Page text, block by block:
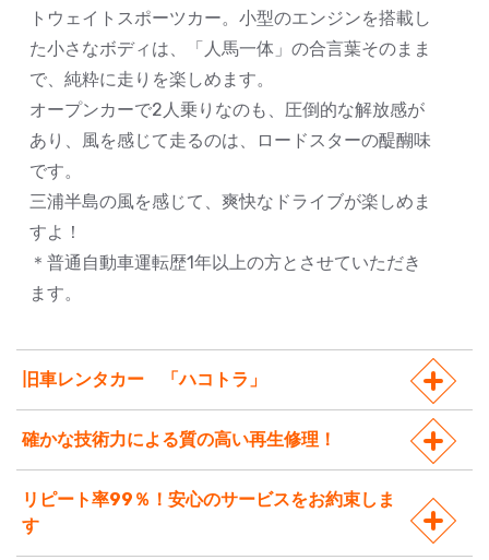
トウェイトスポーツカー。小型のエンジンを搭載し
た小さなボディは、「人馬一体」の合言葉そのまま
で、純粋に走りを楽しめます。
オープンカーで2人乗りなのも、圧倒的な解放感が
あり、風を感じて走るのは、ロードスターの醍醐味
です。
三浦半島の風を感じて、爽快なドライブが楽しめま
すよ！
＊普通自動車運転歴1年以上の方とさせていただき
ます。
旧車レンタカー 「ハコトラ」
確かな技術力による質の高い再生修理！
リピート率99％！安心のサービスをお約束しま
す